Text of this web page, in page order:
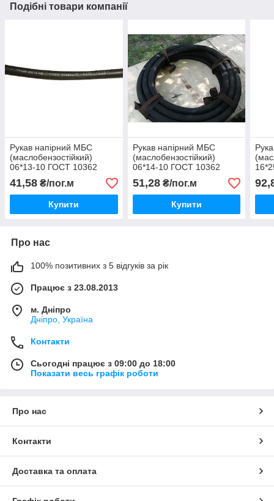
Подібні товари компанії
Рукав напірний МБС
(маслобензостійкий)
06*13-10 ГОСТ 10362
(гладкий
41,58 ₴/пог.м
Купити
Рукав напірний МБС
(маслобензостійкий)
06*14-10 ГОСТ 10362
51,28₴/пог.м
Купити
Про нас
100% позитивних з 5 відгуків за рік
Працює з 23.08.2013
м. Дніпро
Дніпро, Україна
Контакти
Сьогодні працює з 09:00 до 18:00
Показати весь графік роботи
Про нас
Контакти
Доставка та оплата